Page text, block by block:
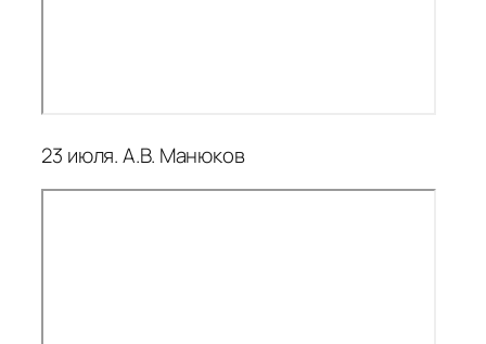
23 июля. А.В. Манюков